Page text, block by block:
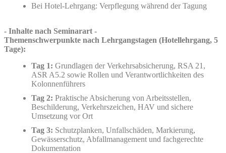
Bei Hotel-Lehrgang: Verpflegung während der Tagung
- Inhalte nach Seminarart -
Themenschwerpunkte nach Lehrgangstagen (Hotellehrgang, 5
Tage):
Tag 1: Grundlagen der Verkehrsabsicherung, RSA 21,
ASR A5.2 sowie Rollen und Verantwortlichkeiten des
Kolonnenführers
Tag 2: Praktische Absicherung von Arbeitsstellen,
Beschilderung, Verkehrszeichen, HAV und sichere
Umsetzung vor Ort
Tag 3: Schutzplanken, Unfallschäden, Markierung,
Gewässerschutz, Abfallmanagement und fachgerechte
Dokumentation